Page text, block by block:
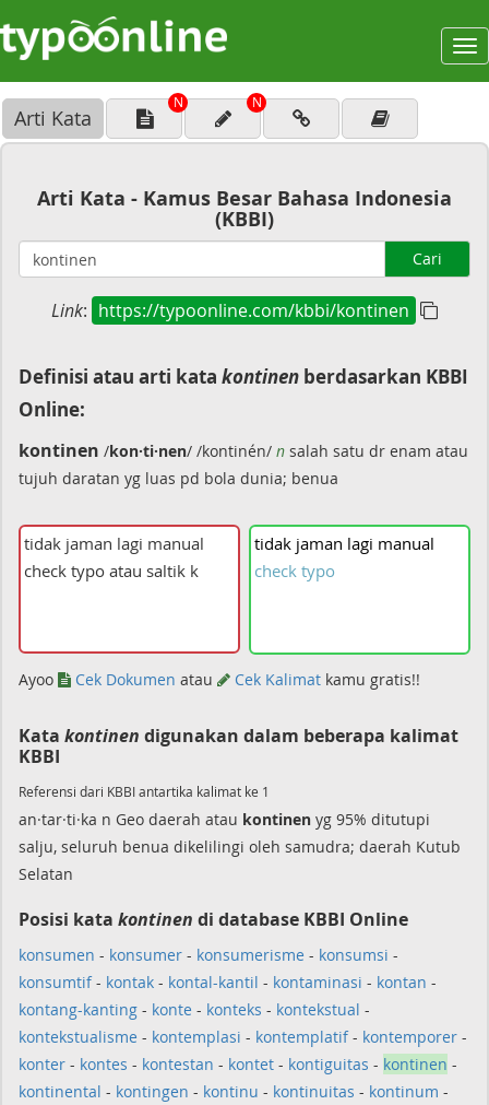
Arti Kata
N N
Arti Kata - Kamus Besar Bahasa Indonesia
(KBBI)
Cari
Link: https://typoonline.com/kbbi/kontinen
Definisi atau arti kata kontinen berdasarkan KBBI
Online:
kontinen /kon·ti·nen/ /kontinén/ n salah satu dr enam atau
tujuh daratan yg luas pd bola dunia; benua
tidak jaman lagi manual
check typo
Ayoo Cek Dokumen atau Cek Kalimat kamu gratis!!
Kata kontinen digunakan dalam beberapa kalimat
KBBI
Referensi dari KBBI antartika kalimat ke 1
an·tar·ti·ka n Geo daerah atau kontinen yg 95% ditutupi
salju, seluruh benua dikelilingi oleh samudra; daerah Kutub
Selatan
Posisi kata kontinen di database KBBI Online
konsumen - konsumer - konsumerisme - konsumsi -
konsumtif- kontak - kontal-kantil - kontaminasi - kontan -
kontang-kanting - konte - konteks - kontekstual -
kontekstualisme - kontemplasi - kontemplatif- kontemporer -
konter - kontes - kontestan - kontet - kontiguitas - kontinen -
kontinental - kontingen - kontinu - kontinuitas - kontinum -